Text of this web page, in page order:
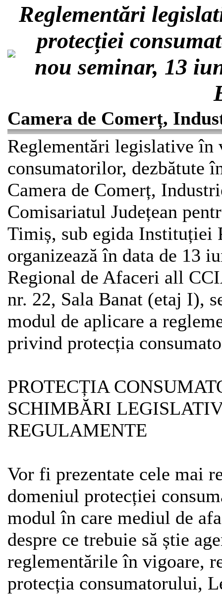
Reglementări
protecției
nou seminar, 13
Camera de Comerț,
Reglementări legislative
consumatorilor, dezbătute
Camera de Comerț,
Comisariatul Județean
Timiș, sub egida Instituției
organizează în data de 13
Regional de Afaceri all
nr. 22, Sala Banat (etaj I),
modul de aplicare a
privind protecția
PROTECȚIA
SCHIMBĂRI
REGULAMENTE
Vor fi prezentate cele mai
domeniul protecției
modul în care mediul de
despre ce trebuie să știe
reglementările în vigoare,
protecția consumatorului,